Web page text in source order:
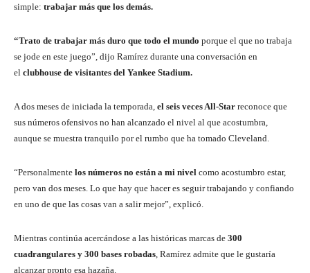
simple: trabajar más que los demás.
“Trato de trabajar más duro que todo el mundo porque el que no trabaja
se jode en este juego”, dijo Ramírez durante una conversación en
el clubhouse de visitantes del Yankee Stadium.
A dos meses de iniciada la temporada, el seis veces All-Star reconoce que
sus números ofensivos no han alcanzado el nivel al que acostumbra,
aunque se muestra tranquilo por el rumbo que ha tomado Cleveland.
“Personalmente los números no están a mi nivel como acostumbro estar,
pero van dos meses. Lo que hay que hacer es seguir trabajando y confiando
en uno de que las cosas van a salir mejor”, explicó.
Mientras continúa acercándose a las históricas marcas de 300
cuadrangulares y 300 bases robadas , Ramírez admite que le gustaría
alcanzar pronto esa hazaña.